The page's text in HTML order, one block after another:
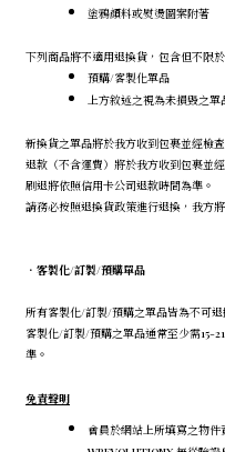
塗鴉顏料或熨燙圖案附著
下列商品將不適用退換貨，包含但不限於
預購/客製化單品
上方敘述之視為未損毀之單
新換貨之單品將於我方收到包裹並經檢
退款（不含運費）將於我方收到包裹並
刷退將依照信用卡公司退款時間為準。
請務必按照退換貨政策進行退換，我方
． 客製化/訂製/預購單品
所有客製化/訂製/預購之單品皆為不可
客製化/訂製/預購之單品通常至少需15-
準。
免責聲明
會員於網站上所填寫之物